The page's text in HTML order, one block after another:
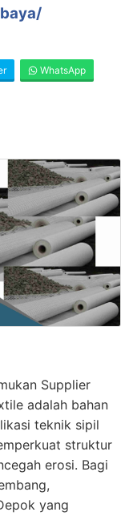
WhatsApp
Supplier
adalah bahan
teknik sipil
struktur
erosi. Bagi
yang